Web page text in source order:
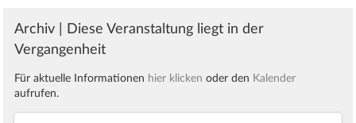
Archiv | Diese Veranstaltung liegt in der
Vergangenheit
Für aktuelle Informationen hier klicken oder den Kalender
aufrufen.